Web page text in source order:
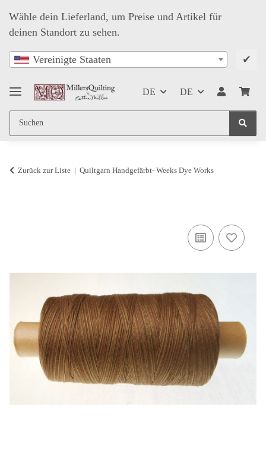
Wähle dein Lieferland, um Preise und Artikel für
deinen Standort zu sehen.
Vereinigte Staaten ✔
DE DE
Zurück zur Liste Quiltgarn Handgefärbt- Weeks Dye Works